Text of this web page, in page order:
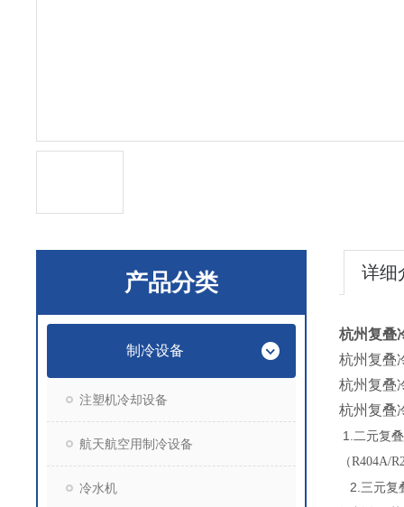
产品分类
制冷设备
注塑机冷却设备
航天航空用制冷设备
冷水机
详细
杭州复叠
杭州复叠
杭州复叠
杭州复叠
1. 二元复
（R404A/
2. 三元复